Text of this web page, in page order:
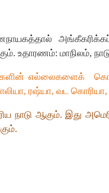
உதாரணம்: மாநிலம்,
எல்லைகளைக்
ரஷ்யா, வட கொரியா,
நாடு ஆகும். இது